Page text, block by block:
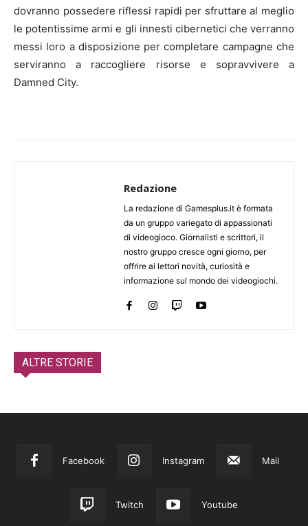
dovranno possedere riflessi rapidi per sfruttare al meglio
le potentissime armi e gli innesti cibernetici che verranno
messi loro a disposizione per completare campagne che
serviranno a raccogliere risorse e sopravvivere a
Damned City.
Redazione
La redazione di Gamesplus.it è formata
da un gruppo variegato di appassionati
di videogioco. Giornalisti e scrittori, il
nostro gruppo cresce ogni giorno, per
offrire ai lettori novità, curiosità e
informazione sul mondo dei videogiochi.
ALTRE STORIE
Facebook Instagram Mail
Twitch Youtube